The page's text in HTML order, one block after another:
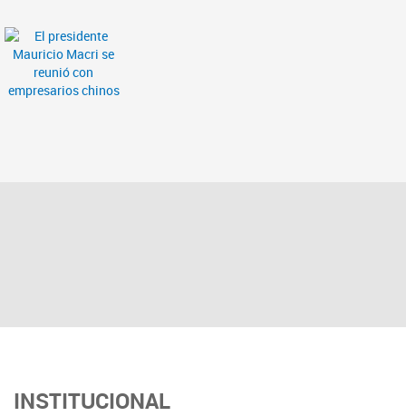
INSTITUCIONAL